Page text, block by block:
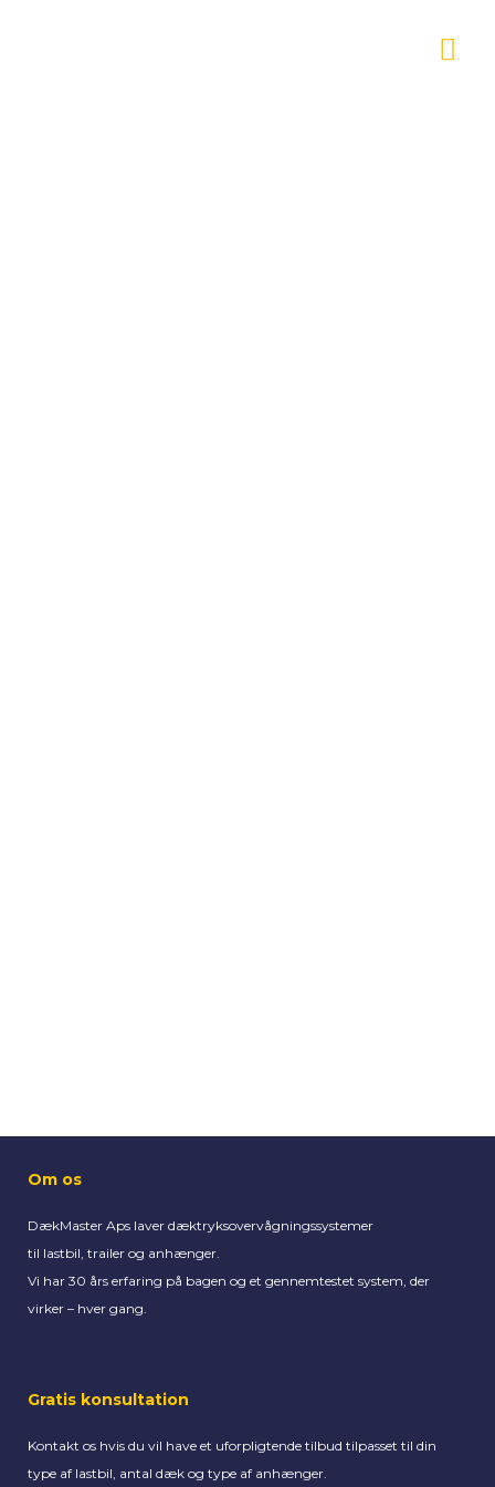
Om os
DækMaster Aps laver dæktryksovervågningssystemer
til lastbil, trailer og anhænger.
Vi har 30 års erfaring på bagen og et gennemtestet system, der
virker – hver gang.
Gratis konsultation
Kontakt os hvis du vil have et uforpligtende tilbud tilpasset til din
type af lastbil, antal dæk og type af anhænger.